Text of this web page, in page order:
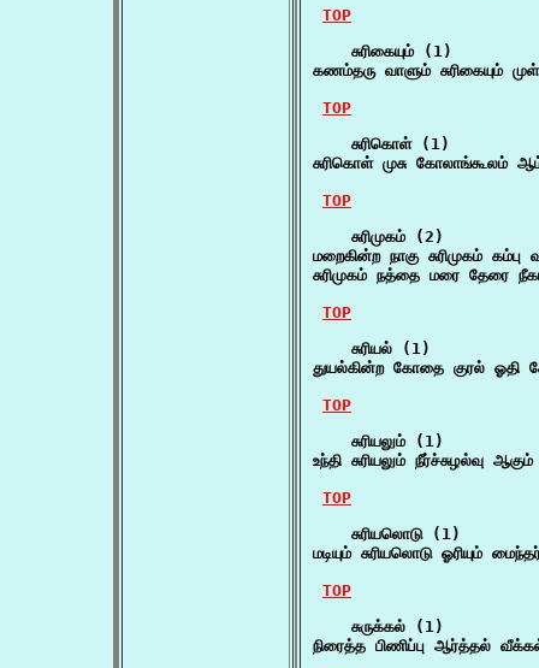
TOP
    சுரிகையும் (1)
கணம்தரு வாளும்
TOP
    சுரிகொள் (1)
சுரிகொள் முசு கோலாங்கூலம்
TOP
    சுரிமுகம் (2)
மறைகின்ற நாகு சுரிமுகம் கம்பு
சுரிமுகம் நத்தை மரை
TOP
    சுரியல் (1)
துயல்கின்ற கோதை குரல் ஓதி
TOP
    சுரியலும் (1)
உந்தி சுரியலும் நீர்ச்சுழல்வு
TOP
    சுரியலொடு (1)
மடியும் சுரியலொடு ஓரியும்
TOP
    சுருக்கல் (1)
நிரைத்த பிணிப்பு ஆர்த்தல்